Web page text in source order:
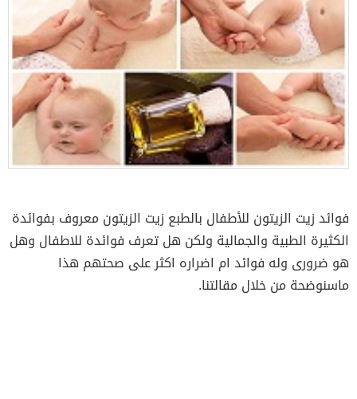
فوائد زيت الزيتون للأطفال بالطبع زيت الزيتون معروف بفوائدة
الكثيرة الطبية والجمالية ولكن هل تعرف فوائدة للاطفال وهل
هو ضرورى وله فوائد ام اضراره اكثر على صحتهم هذا
ماسنوضحة من خلال مقالتنا.